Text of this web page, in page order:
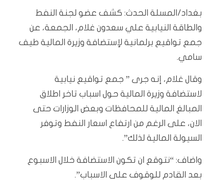
بغداد/المسلة الحدث: كشف عضو لجنة النفط
والطاقة النيابية علي سعدون غلام، الجمعة، عن
جمع تواقيع برلمانية لإستضافة وزيرة المالية طيف
سامي.
وقال غلام، إنه جرى ” جمع تواقيع نيابية
لاستضافة وزيرة المالية حول اسباب تاخر اطلاق
المبالغ المالية للمحافظات وبعض الوزارات حتى
الان، على الرغم من ارتفاع اسعار النفط وتوفر
السيولة المالية لذلك”.
واضاف: “نتوقع ان تكون الاستضافة خلال الاسبوع
بعد القادم للوقوف على الاسباب”.